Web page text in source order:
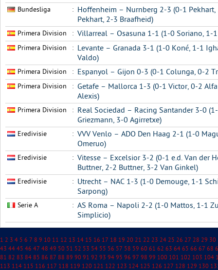
Bundesliga : Hoffenheim – Nurnberg 2-3 (0-1
Pekhart, 2-3 Braafheid)
Primera Division : Villarreal – Osasuna 1-1 (1-0 Soriano, 1-1
Primera Division : Levante – Granada 3-1 (1-0 Koné, 1-1
Valdo)
Primera Division : Espanyol – Gijon 0-3 (0-1 Colunga, 0-2
Primera Division : Getafe – Mallorca 1-3 (0-1 Victor, 0-2
Alexis)
Primera Division : Real Sociedad – Racing Santander 3-0
Griezmann, 3-0 Agirretxe)
Eredivisie : VVV Venlo – ADO Den Haag 2-1 (1-0
Omeruo)
Eredivisie : Vitesse – Excelsior 3-2 (0-1 e.d. Van der
Buttner, 2-2 Buttner, 3-2 Van Ginkel)
Eredivisie : Utrecht – NAC 1-3 (1-0 Demouge, 1-1
Sarpong)
Serie A : AS Roma – Napoli 2-2 (1-0 Mattos, 1-1
Simplicio)
1 2 3 4 5 6 7 8 9 10 11 12 13 14 15 16 17 18 19 20 21 22 23 24 25 26 27 28 29 30
43 44 45 46 47 48 49 50 51 52 53 54 55 56 57 58 59 60 61 62 63 64 65 66 67 68
81 82 83 84 85 86 87 88 89 90 91 92 93 94 95 96 97 98 99 100 101 102 103 104
113 114 115 116 117 118 119 120 121 122 123 124 125 126 127 128 129 130